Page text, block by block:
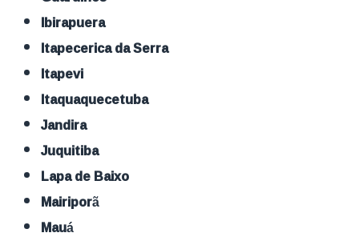
Ibirapuera
Itapecerica da Serra
Itapevi
Itaquaquecetuba
Jandira
Juquitiba
Lapa de Baixo
Mairiporã
Mauá